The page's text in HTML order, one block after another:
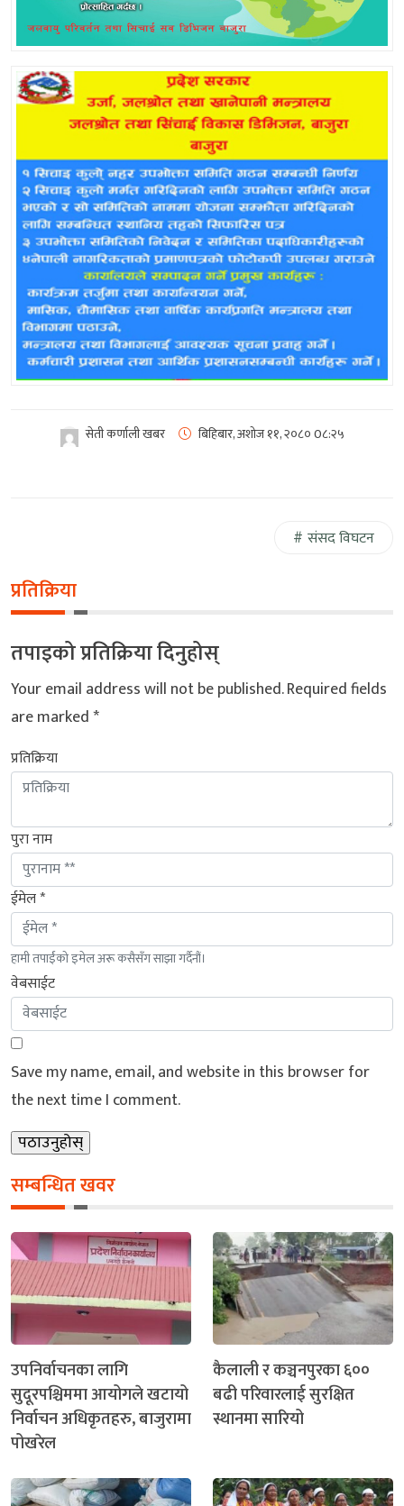
सेती कर्णाली खबर बिहिबार, अशोज ११, २०८०0८:२५
संसद विघटन
प्रतिक्रिया
तपाइको प्रतिक्रिया दिनुहोस्
Your email address will not be published.Required fields
are marked*
प्रतिक्रिया
पुरा नाम
ईमेल *
हामी तपाईंको इमेल अरू कसैसँग साझा गर्दैनौं।
वेबसाईट
Save my name, email, and website in this browser for
the next time I comment.
सम्बन्धित खवर
उपनिर्वाचनका लागि
सुदूरपश्चिममा आयोगले खटायो
निर्वाचन अधिकृतहरु, बाजुरामा
पोखरेल
कैलाली र कञ्चनपुरका ६००
बढी परिवारलाई सुरक्षित
स्थानमा सारियो